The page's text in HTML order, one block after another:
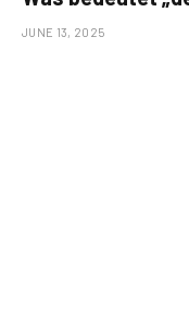
JUNE 13, 2025